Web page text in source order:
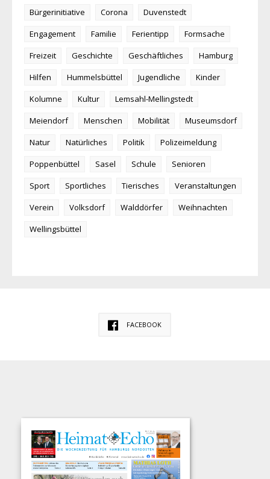
Bürgerinitiative
Corona
Duvenstedt
Engagement
Familie Ferientipp
Formsache
Freizeit
Geschichte Geschäftliches
Hamburg
Hilfen
Hummelsbüttel Jugendliche
Kinder
Kolumne
Kultur
Lemsahl-Mellingstedt
Meiendorf
Menschen Mobilität
Museumsdorf
Natur
Natürliches Politik
Polizeimeldung
Poppenbüttel
Sasel Schule
Senioren
Sport
Sportliches Tierisches
Veranstaltungen
Verein
Volksdorf Walddörfer
Weihnachten
Wellingsbüttel
FACEBOOK